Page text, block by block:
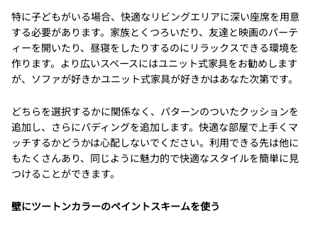
特に子どもがいる場合、快適なリビングエリアに深い座席を用意
する必要があります。家族とくつろいだり、友達と映画のパーテ
ィーを開いたり、昼寝をしたりするのにリラックスできる環境を
作ります。より広いスペースにはユニット式家具をお勧めします
が、ソファが好きかユニット式家具が好きかはあなた次第です。
どちらを選択するかに関係なく、パターンのついたクッションを
追加し、さらにパディングを追加します。快適な部屋で上手くマ
ッチするかどうかは心配しないでください。利用できる先は他に
もたくさんあり、同じように魅力的で快適なスタイルを簡単に見
つけることができます。
壁にツートンカラーのペイントスキームを使う